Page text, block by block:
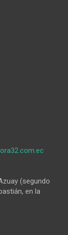
(segundo
en la